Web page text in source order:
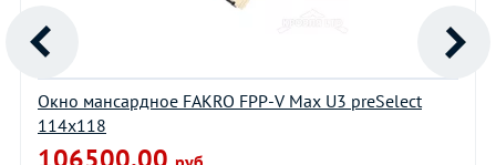
Окно мансардное FAKRO FPP-V Мах U3 preSelect
114х118